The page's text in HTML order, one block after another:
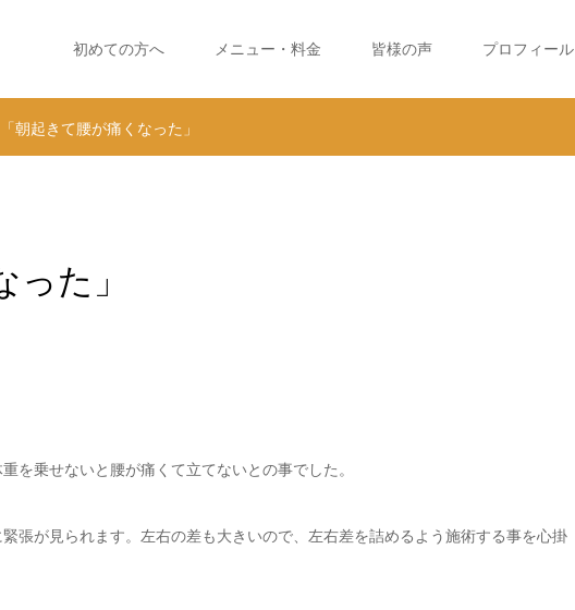
初めての方へ メニュー・料金 皆様の声 プロフィール
「朝起きて腰が痛くなった」
った」
を乗せないと腰が痛くて立てないとの事でした。
張が見られます。左右の差も大きいので、左右差を詰めるよう施術する事を心掛